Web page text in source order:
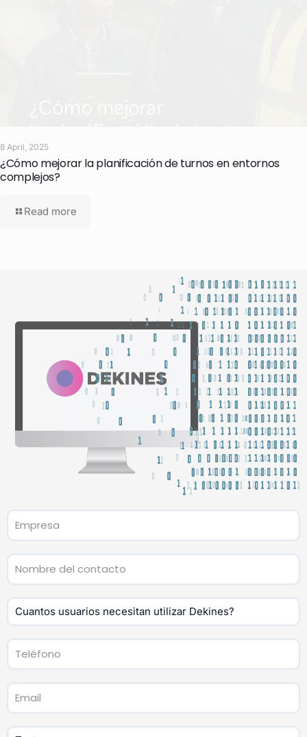
8 April, 2025
¿Cómo mejorar la planificación de turnos en entornos
complejos?
Read more